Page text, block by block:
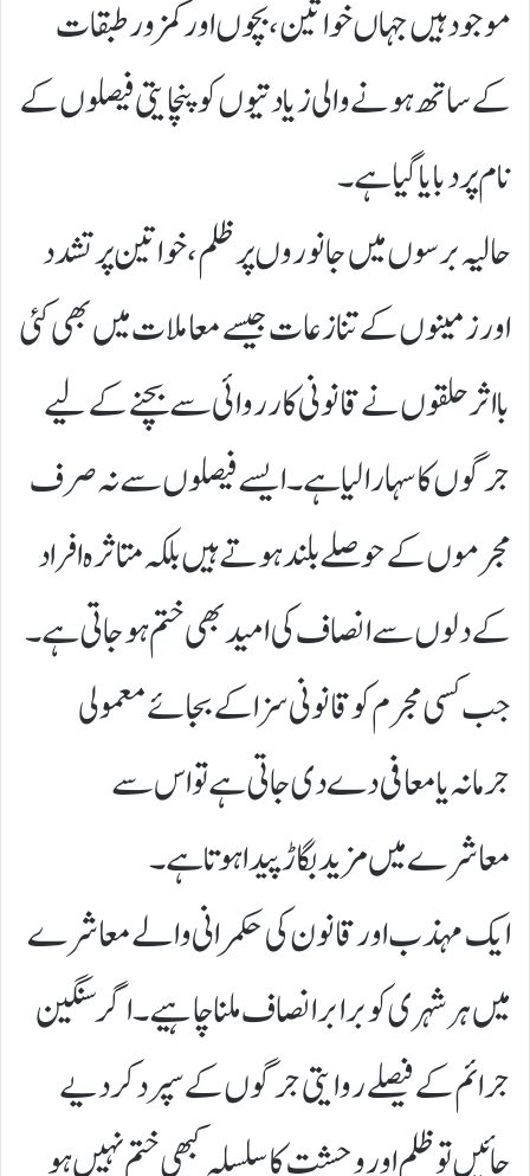
موجود ہیں جہاں خواتین، بچوں اور کمزور طبقات
کے ساتھ ہونے والی زیادتیوں کو پنچایتی فیصلوں کے
نام پر دبایا گیا ہے۔
حالیہ برسوں میں جانوروں پر ظلم، خواتین پر تشدد
اور زمینوں کے تنازعات جیسے معاملات میں بھی کئی
بااثر حلقوں نے قانونی کارروائی سے بچنے کے لیے
جرگوں کا سہارا لیا ہے۔ ایسے فیصلوں سے نہ صرف
مجرموں کے حوصلے بلند ہوتے ہیں بلکہ متاثرہ افراد
کے دلوں سے انصاف کی امید بھی ختم ہو جاتی ہے۔
جب کسی مجرم کو قانونی سزا کے بجائے معمولی
جرمانہ یا معافی دے دی جاتی ہے تو اس سے
معاشرے میں مزید بگاڑ پیدا ہوتا ہے۔
ایک مہذب اور قانون کی حکمرانی والے معاشرے
میں ہر شہری کو برابر انصاف ملنا چاہیے۔ اگر سنگین
جرائم کے فیصلے روایتی جرگوں کے سپرد کر دیے
جائیں تو ظلم اور وحشت کا سلسلہ کبھی ختم نہیں ہو